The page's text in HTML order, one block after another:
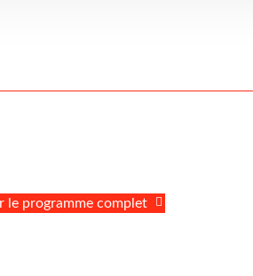
le programme complet